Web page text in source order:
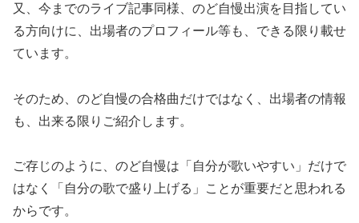
又、今までのライブ記事同様、のど自慢出演を目指してい
る方向けに、出場者のプロフィール等も、できる限り載せ
ています。
そのため、のど自慢の合格曲だけではなく、出場者の情報
も、出来る限りご紹介します。
ご存じのように、のど自慢は「自分が歌いやすい」だけで
はなく「自分の歌で盛り上げる」ことが重要だと思われる
からです。